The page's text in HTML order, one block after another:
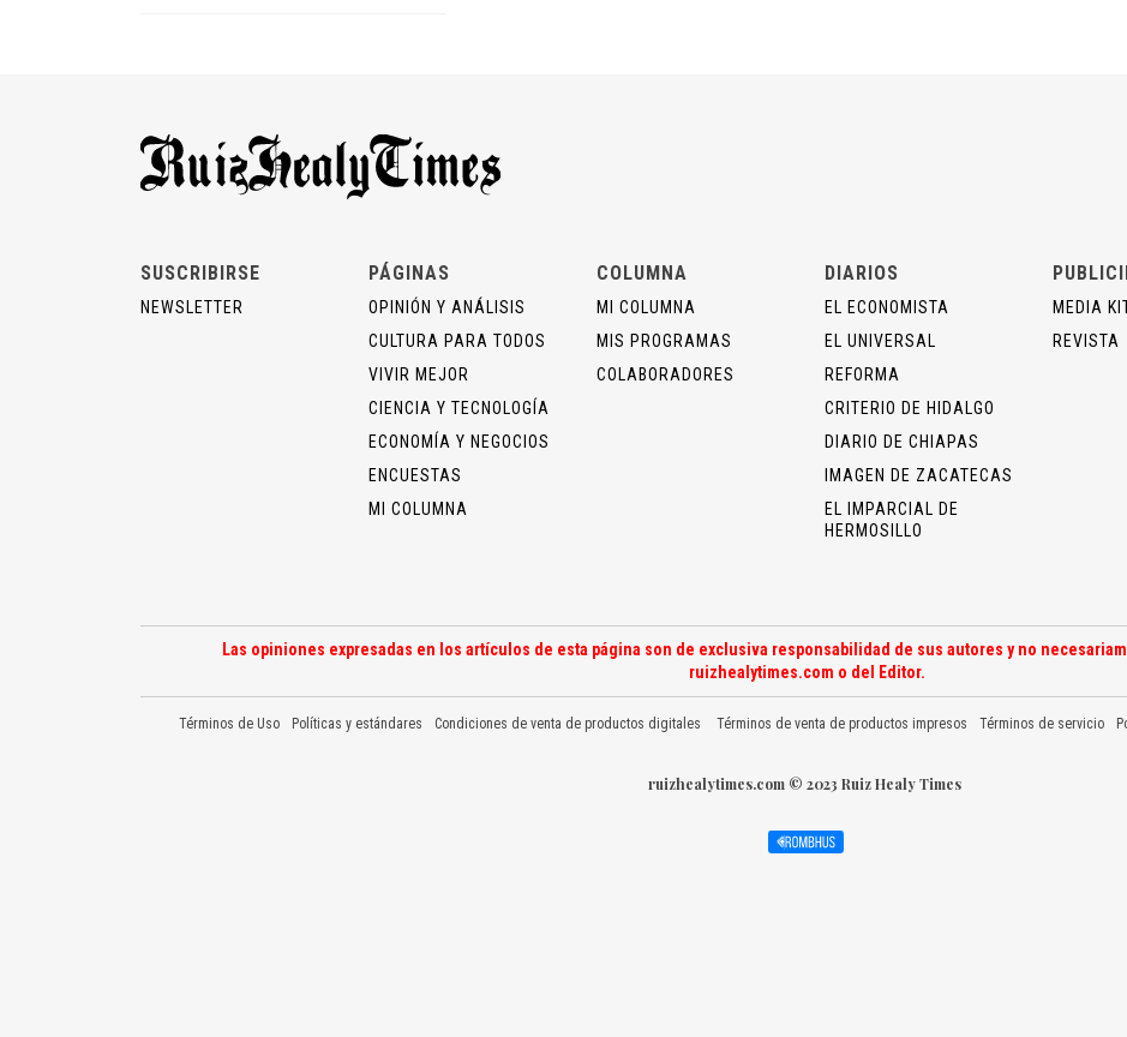
SUSCRIBIRSE
NEWSLETTER
PÁGINAS
OPINIÓN Y ANÁLISIS
CULTURA PARA TODOS
VIVIR MEJOR
CIENCIA Y TECNOLOGÍA
ECONOMÍA Y NEGOCIOS
ENCUESTAS
MI COLUMNA
COLUMNA
MI COLUMNA
MIS PROGRAMAS
COLABORADORES
DIARIOS
EL ECONOMISTA
EL UNIVERSAL
REFORMA
CRITERIO DE HIDALGO
DIARIO DE CHIAPAS
IMAGEN DE ZACATECAS
EL IMPARCIAL DE
HERMOSILLO
MEDIA
REVISTA
Las opiniones expresadas en los artículos de esta página son de exclusiva responsabilidad de sus autores y no
ruizhealytimes.com o del Editor.
Términos de Uso Políticas y estándares Condiciones de venta de productos digitales Términos de venta de productos impresos Términos de servicio
ruizhealytimes.com © 2023 Ruiz Healy Times